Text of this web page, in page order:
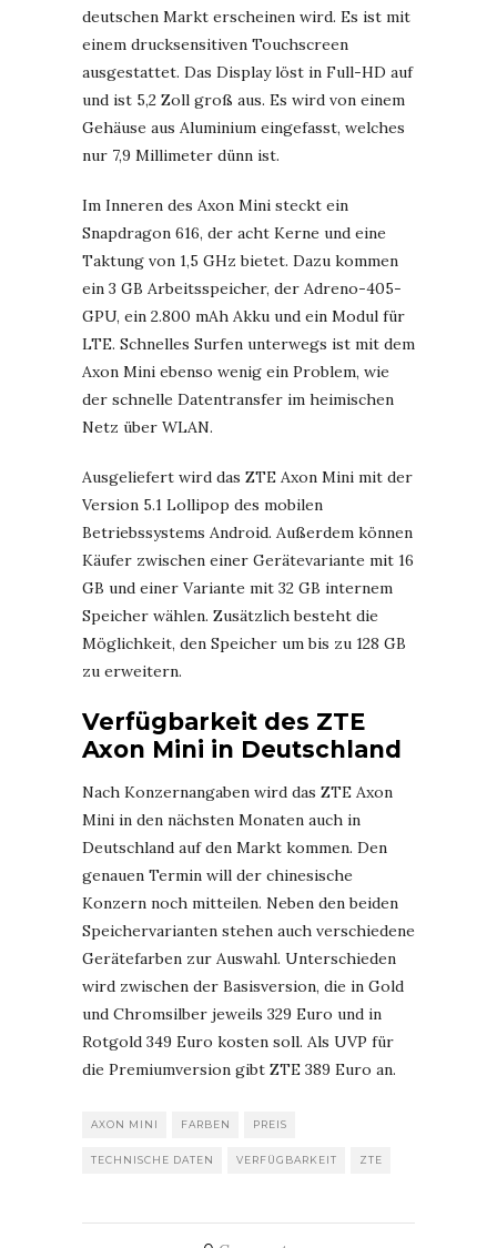
deutschen Markt erscheinen wird. Es ist mit
einem drucksensitiven Touchscreen
ausgestattet. Das Display löst in Full-HD auf
und ist 5,2 Zoll groß aus. Es wird von einem
Gehäuse aus Aluminium eingefasst, welches
nur 7,9 Millimeter dünn ist.
Im Inneren des Axon Mini steckt ein
Snapdragon 616, der acht Kerne und eine
Taktung von 1,5 GHz bietet. Dazu kommen
ein 3 GB Arbeitsspeicher, der Adreno-405-
GPU, ein 2.800 mAh Akku und ein Modul für
LTE. Schnelles Surfen unterwegs ist mit dem
Axon Mini ebenso wenig ein Problem, wie
der schnelle Datentransfer im heimischen
Netz über WLAN.
Ausgeliefert wird das ZTE Axon Mini mit der
Version 5.1 Lollipop des mobilen
Betriebssystems Android. Außerdem können
Käufer zwischen einer Gerätevariante mit 16
GB und einer Variante mit 32 GB internem
Speicher wählen. Zusätzlich besteht die
Möglichkeit, den Speicher um bis zu 128 GB
zu erweitern.
Verfügbarkeit des ZTE
Axon Mini in Deutschland
Nach Konzernangaben wird das ZTE Axon
Mini in den nächsten Monaten auch in
Deutschland auf den Markt kommen. Den
genauen Termin will der chinesische
Konzern noch mitteilen. Neben den beiden
Speichervarianten stehen auch verschiedene
Gerätefarben zur Auswahl. Unterschieden
wird zwischen der Basisversion, die in Gold
und Chromsilber jeweils 329 Euro und in
Rotgold 349 Euro kosten soll. Als UVP für
die Premiumversion gibt ZTE 389 Euro an.
AXON MINI FARBEN PREIS
TECHNISCHE DATEN VERFÜGBARKEIT ZTE